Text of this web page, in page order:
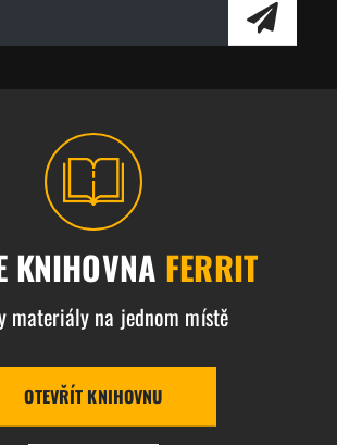
KNIHOVNA FERRIT
materiály na jednom místě
OTEVŘÍT KNIHOVNU